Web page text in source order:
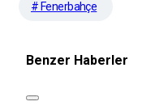
# Fenerbahçe
Benzer Haberler